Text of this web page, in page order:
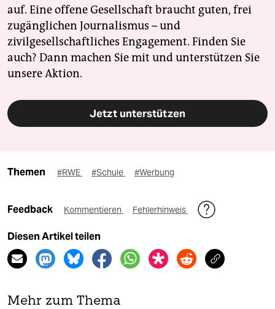
auf. Eine offene Gesellschaft braucht guten, frei
zugänglichen Journalismus – und
zivilgesellschaftliches Engagement. Finden Sie
auch? Dann machen Sie mit und unterstützen Sie
unsere Aktion.
Jetzt unterstützen
Themen #RWE #Schule #Werbung
Feedback Kommentieren Fehlerhinweis
Diesen Artikel teilen
Mehr zum Thema